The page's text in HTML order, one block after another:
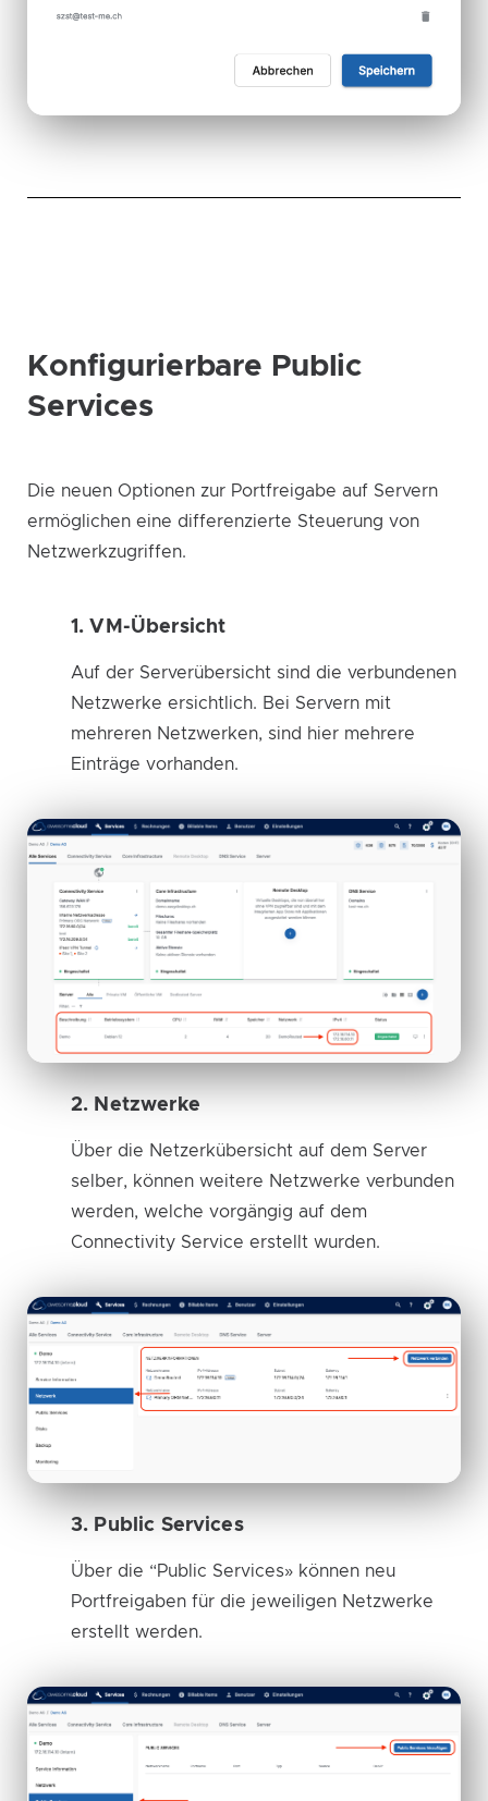
Konfigurierbare Public
Services
Die neuen Optionen zur Portfreigabe auf Servern
ermöglichen eine differenzierte Steuerung von
Netzwerkzugriffen.
1. VM-Übersicht
Auf der Serverübersicht sind die verbundenen
Netzwerke ersichtlich. Bei Servern mit
mehreren Netzwerken, sind hier mehrere
Einträge vorhanden.
2. Netzwerke
Über die Netzerkübersicht auf dem Server
selber, können weitere Netzwerke verbunden
werden, welche vorgängig auf dem
Connectivity Service erstellt wurden.
3. Public Services
Über die “Public Services» können neu
Portfreigaben für die jeweiligen Netzwerke
erstellt werden.